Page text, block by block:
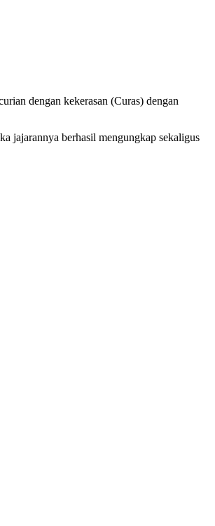
dengan kekerasan (Curas) dengan
jajarannya berhasil mengungkap sekaligus